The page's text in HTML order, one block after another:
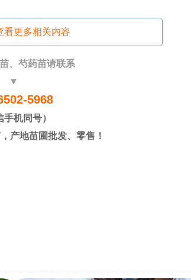
看更多相关内容
、芍药苗请联系
▼
5968
手机同号）
产地苗圃批发、零售！